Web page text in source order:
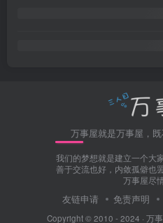
万事屋就是万事屋，既
我们的梦想就是建立一个大
善于交流也好，内敛孤僻也
万事屋尽
友链申请 免责声明
Copyright © 2010 - 2024 · 万